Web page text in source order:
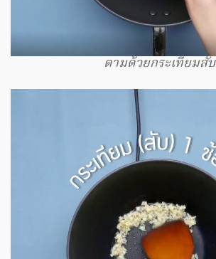
ตามด้วยกระเทียมสับ